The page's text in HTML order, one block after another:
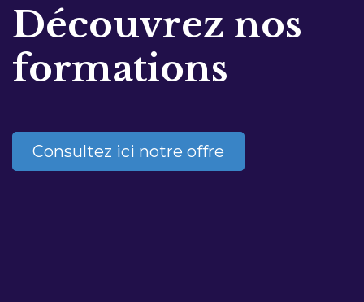
Découvrez nos
formations
Consultez ici notre offre